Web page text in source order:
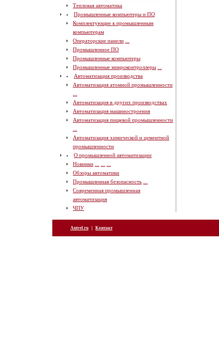
Тепловая автоматика
Промышленные компьютеры и ПО
Комплектующие к промышленным
компьютерам
Операторские панели
Промышленное ПО
Промышленные компьютеры
Промышленные микроконтроллеры
Автоматизация производства
Автоматизация атомной промышленности
Автоматизация в других производствах
Автоматизация машиностроения
Автоматизация пищевой промышленности
Автоматизация химической и цементной
промышленности
О промышленной автоматизации
Новинки
Обзоры автоматики
Промышленная безопасность
Современная промышленная
автоматизация
ЧПУ
Antrel.ru | Контакт